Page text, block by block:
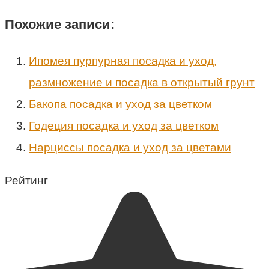
Похожие записи:
Ипомея пурпурная посадка и уход,
размножение и посадка в открытый грунт
Бакопа посадка и уход за цветком
Годеция посадка и уход за цветком
Нарциссы посадка и уход за цветами
Рейтинг